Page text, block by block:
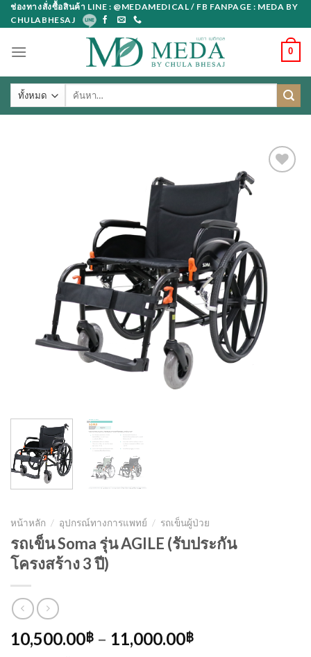
Skip
to
ช่องทางสั่งซื้อสินค้า LINE : @MEDAMEDICAL / FB FANPAGE : MEDA BY
CHULABHESAJ
0
ค้นหา:
หน้าหลัก / อุปกรณ์ทางการแพทย์ / รถเข็นผู้ป่วย
รถเข็น Soma รุ่น AGILE (รับประกัน
โครงสร้าง 3 ปี)
10,500.00฿ – 11,000.00฿